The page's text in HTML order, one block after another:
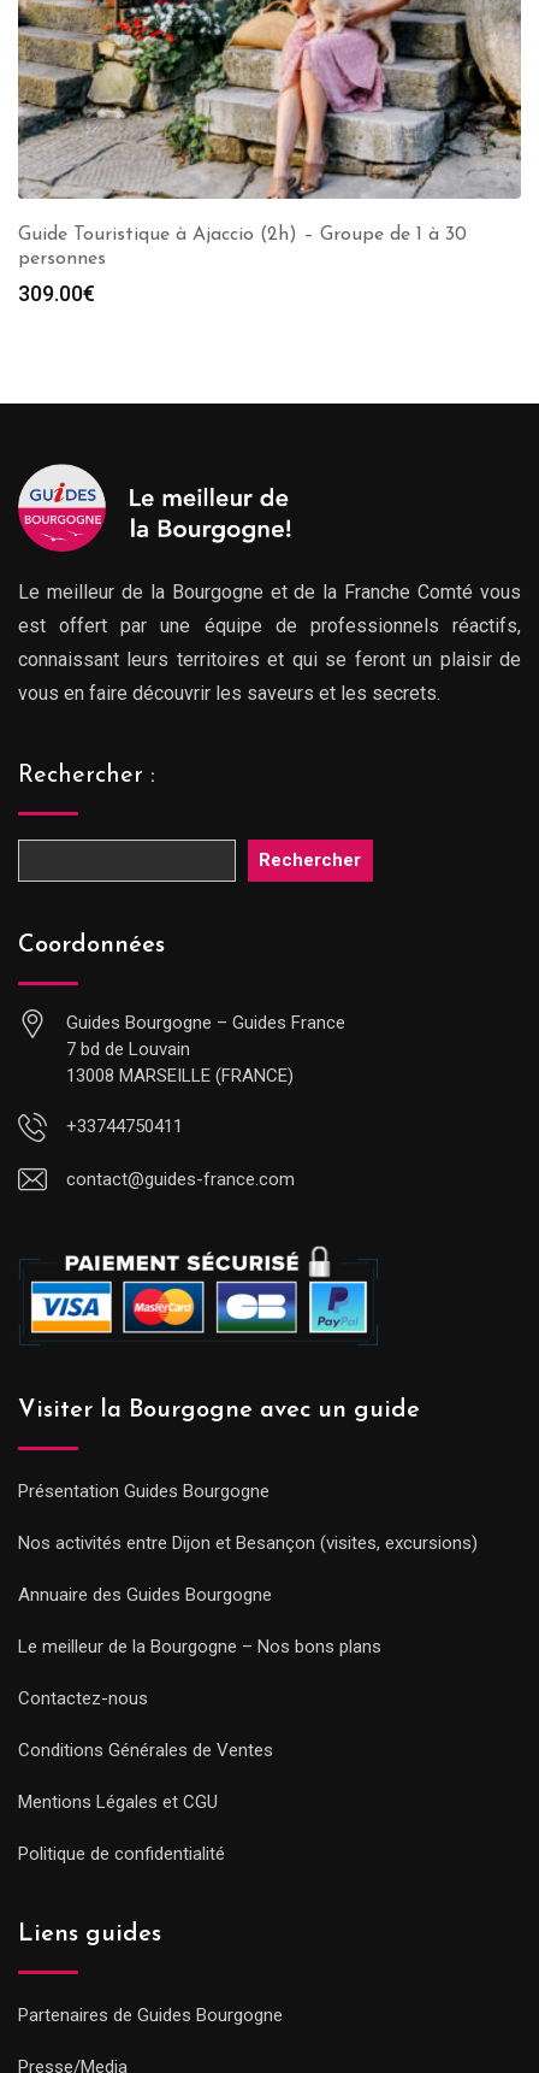
Guide Touristique à Ajaccio (2h) – Groupe de 1 à 30
personnes
309.00€
Le meilleur de la Bourgogne et de la Franche Comté vous
est offert par une équipe de professionnels réactifs,
connaissant leurs territoires et qui se feront un plaisir de
vous en faire découvrir les saveurs et les secrets.
Rechercher :
Rechercher
Coordonnées
Guides Bourgogne – Guides France
7 bd de Louvain
13008 MARSEILLE (FRANCE)
+33744750411
contact@guides-france.com
Visiter la Bourgogne avec un guide
Présentation Guides Bourgogne
Nos activités entre Dijon et Besançon (visites, excursions)
Annuaire des Guides Bourgogne
Le meilleur de la Bourgogne – Nos bons plans
Contactez-nous
Conditions Générales de Ventes
Mentions Légales et CGU
Politique de confidentialité
Liens guides
Partenaires de Guides Bourgogne
Presse/Media